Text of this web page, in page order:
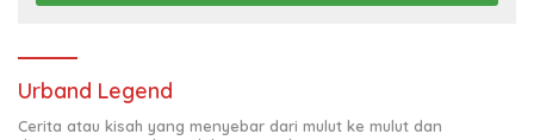
Urband Legend
Cerita atau kisah yang menyebar dari mulut ke mulut dan